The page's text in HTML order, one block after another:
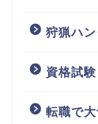
狩猟ハ
資格試
転職で